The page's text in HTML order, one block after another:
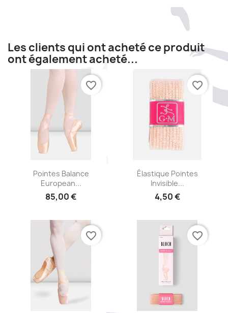
Les clients qui ont acheté ce produit
ont également acheté...
Aperçu rapide
Pointes Balance
European...
85,00 €
favorite_border
Aperçu rapide
Élastique Pointes
Invisible...
4,50 €
favorite_border
favorite_border favorite_border